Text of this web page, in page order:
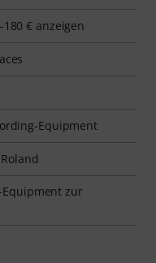
€ anzeigen
Equipment
Equipment zur